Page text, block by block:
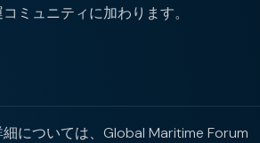
ミュニティに加わります。
については、Global Maritime Forum